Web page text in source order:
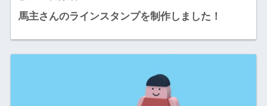
馬主さんのラインスタンプを制作しました！